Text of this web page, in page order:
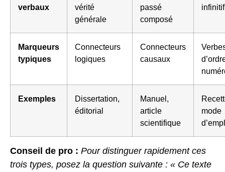
verbaux
vérité
générale
passé
composé
infinitif
Marqueurs
typiques
Connecteurs
logiques
Connecteurs
causaux
Exemples
Dissertation,
éditorial
Manuel,
article
scientifique
mode
Conseil de pro : Pour distinguer rapidement ces
trois types, posez la question suivante : « Ce texte